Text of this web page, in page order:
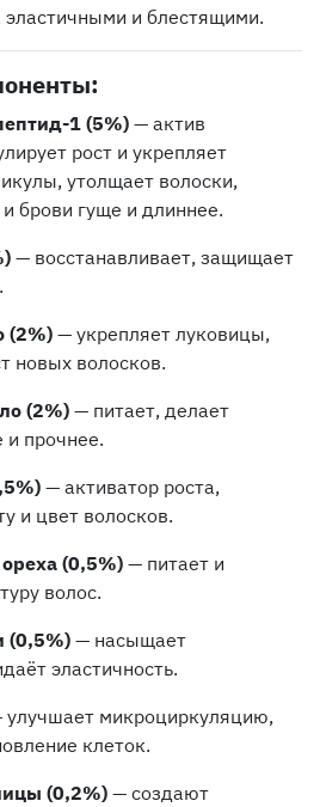
эластичными и блестящими.
1 (5%) — актив
рост и укрепляет
утолщает волоски,
брови гуще и длиннее.
— восстанавливает, защищает
(2%) — укрепляет луковицы,
новых волосков.
(2%)— питает, делает
и прочнее.
— активатор роста,
и цвет волосков.
(0,5%) — питает и
волос.
(0,5%) — насыщает
эластичность.
улучшает микроциркуляцию,
клеток.
(0,2%) — создают